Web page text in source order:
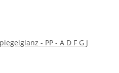
- PP - A D F G J